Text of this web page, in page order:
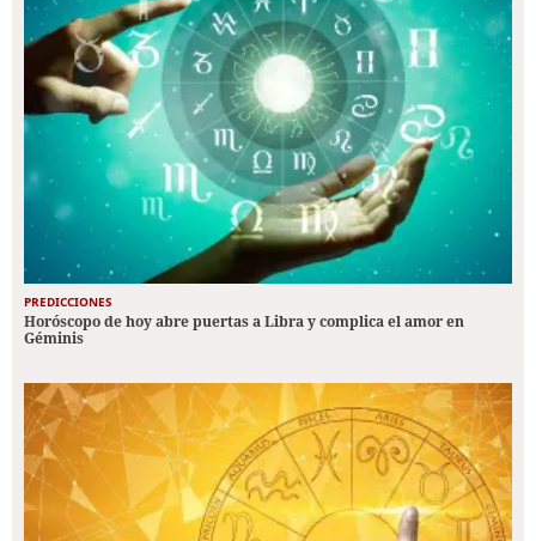
PREDICCIONES
Horóscopo de hoy abre puertas a Libra y complica el amor en
Géminis